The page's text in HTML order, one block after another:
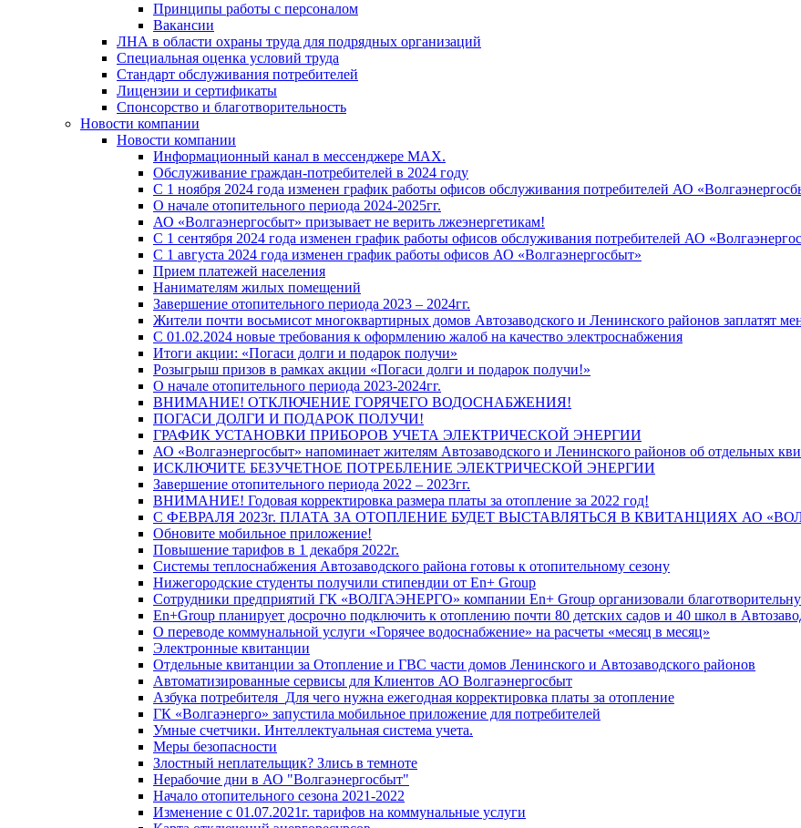
Принципы работы с персоналом
Вакансии
ЛНА в области охраны труда для подрядных организаций
Специальная оценка условий труда
Стандарт обслуживания потребителей
Лицензии и сертификаты
Спонсорство и благотворительность
Новости компании
Новости компании
Информационный канал в мессенджере MAX.
Обслуживание граждан-потребителей в 2024 году
С 1 ноября 2024 года изменен график работы офисов обслуживания потребителей АО
О начале отопительного периода 2024-2025гг.
АО «Волгаэнергосбыт» призывает не верить лжеэнергетикам!
С 1 сентября 2024 года изменен график работы офисов обслуживания потребителей АО
С 1 августа 2024 года изменен график работы офисов АО «Волгаэнергосбыт»
Прием платежей населения
Нанимателям жилых помещений
Завершение отопительного периода 2023 – 2024гг.
Жители почти восьмисот многоквартирных домов Автозаводского и Ленинского районов заплатят
С 01.02.2024 новые требования к оформлению жалоб на качество электроснабжения
Итоги акции: «Погаси долги и подарок получи»
Розыгрыш призов в рамках акции «Погаси долги и подарок получи!»
О начале отопительного периода 2023-2024гг.
ВНИМАНИЕ! ОТКЛЮЧЕНИЕ ГОРЯЧЕГО ВОДОСНАБЖЕНИЯ!
ПОГАСИ ДОЛГИ И ПОДАРОК ПОЛУЧИ!
ГРАФИК УСТАНОВКИ ПРИБОРОВ УЧЕТА ЭЛЕКТРИЧЕСКОЙ ЭНЕРГИИ
АО «Волгаэнергосбыт» напоминает жителям Автозаводского и Ленинского районов об отдельных
ИСКЛЮЧИТЕ БЕЗУЧЕТНОЕ ПОТРЕБЛЕНИЕ ЭЛЕКТРИЧЕСКОЙ ЭНЕРГИИ
Завершение отопительного периода 2022 – 2023гг.
ВНИМАНИЕ! Годовая корректировка размера платы за отопление за 2022 год!
С ФЕВРАЛЯ 2023г. ПЛАТА ЗА ОТОПЛЕНИЕ БУДЕТ ВЫСТАВЛЯТЬСЯ В КВИТАНЦИЯХ АО
Обновите мобильное приложение!
Повышение тарифов в 1 декабря 2022г.
Системы теплоснабжения Автозаводского района готовы к отопительному сезону
Нижегородские студенты получили стипендии от En+ Group
Сотрудники предприятий ГК «ВОЛГАЭНЕРГО» компании En+ Group организовали
En+Group планирует досрочно подключить к отоплению почти 80 детских садов и 40 школ в
О переводе коммунальной услуги «Горячее водоснабжение» на расчеты «месяц в месяц»
Электронные квитанции
Отдельные квитанции за Отопление и ГВС части домов Ленинского и Автозаводского районов
Автоматизированные сервисы для Клиентов АО Волгаэнергосбыт
Азбука потребителя_Для чего нужна ежегодная корректировка платы за отопление
ГК «Волгаэнерго» запустила мобильное приложение для потребителей
Умные счетчики. Интеллектуальная система учета.
Меры безопасности
Злостный неплательщик? Злись в темноте
Нерабочие дни в АО "Волгаэнергосбыт"
Начало отопительного сезона 2021-2022
Изменение с 01.07.2021г. тарифов на коммунальные услуги